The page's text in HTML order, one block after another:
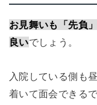
お見舞いも「先負
良いでしょう。
入院している側も
着いて面会できるで